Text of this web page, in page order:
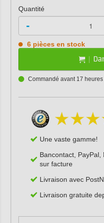
Quantité
-
6 pièces en stock
Commandé avant 17
Une vaste gamme!
Bancontact, PayPal,
sur facture
Livraison avec
Livraison gratuite